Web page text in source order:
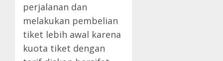
perjalanan dan
melakukan pembelian
tiket lebih awal karena
kuota tiket dengan